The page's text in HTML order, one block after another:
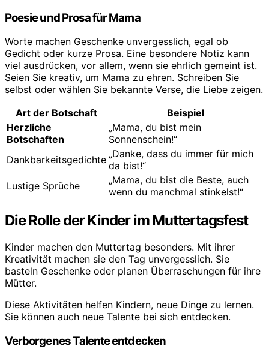
Poesie und Prosa für Mama
Worte machen Geschenke unvergesslich, egal ob
Gedicht oder kurze Prosa. Eine besondere Notiz kann
viel ausdrücken, vor allem, wenn sie ehrlich gemeint ist.
Seien Sie kreativ, um Mama zu ehren. Schreiben Sie
selbst oder wählen Sie bekannte Verse, die Liebe zeigen.
Art der Botschaft
Beispiel
Herzliche
Botschaften
„Mama, du bist mein
Sonnenschein!“
Dankbarkeitsgedichte „Danke, dass du immer für mich
da bist!“
Lustige Sprüche
„Mama, du bist die Beste, auch
wenn du manchmal stinkelst!“
Die Rolle der Kinder im Muttertagsfest
Kinder machen den Muttertag besonders. Mit ihrer
Kreativität machen sie den Tag unvergesslich. Sie
basteln Geschenke oder planen Überraschungen für ihre
Mütter.
Diese Aktivitäten helfen Kindern, neue Dinge zu lernen.
Sie können auch neue Talente bei sich entdecken.
Verborgenes Talente entdecken